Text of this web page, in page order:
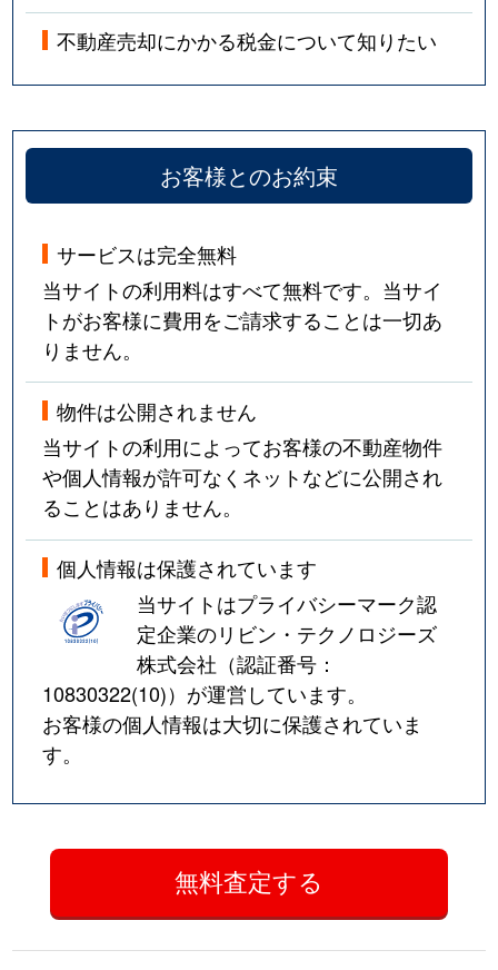
不動産売却にかかる税金について知りたい
お客様とのお約束
サービスは完全無料
当サイトの利用料はすべて無料です。当サイ
トがお客様に費用をご請求することは一切あ
りません。
物件は公開されません
当サイトの利用によってお客様の不動産物件
や個人情報が許可なくネットなどに公開され
ることはありません。
個人情報は保護されています
当サイトはプライバシーマーク認
定企業のリビン・テクノロジーズ
株式会社（認証番号：
10830322(10)）が運営しています。
お客様の個人情報は大切に保護されていま
す。